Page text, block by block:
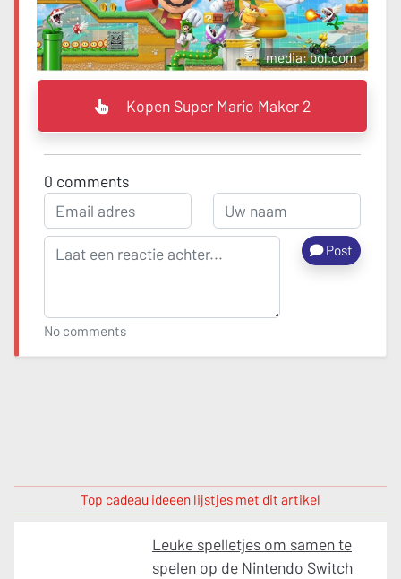
media: bol.com
Kopen Super Mario Maker 2
0 comments
Post
No comments
Top cadeau ideeen lijstjes met dit artikel
Leuke spelletjes om samen te
spelen op de Nintendo Switch